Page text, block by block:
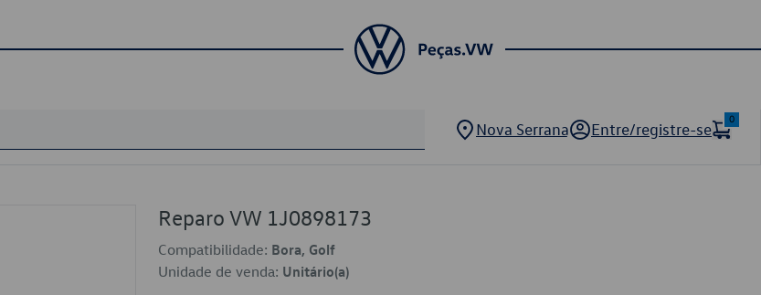
Nova Serrana Entre/registre-se
0
Reparo VW 1J0898173
Compatibilidade: Bora, Golf
Unidade de venda: Unitário(a)